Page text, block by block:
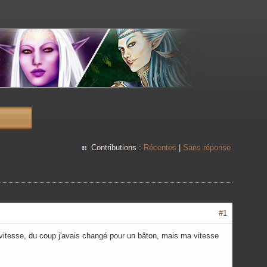
Contributions : Récentes Sans réponse
#1
du coup j'avais changé pour un bâton, mais ma vitesse